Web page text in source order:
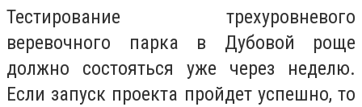
Тестирование трехуровневого
веревочного парка в Дубовой роще
должно состояться уже через неделю.
Если запуск проекта пройдет успешно, то